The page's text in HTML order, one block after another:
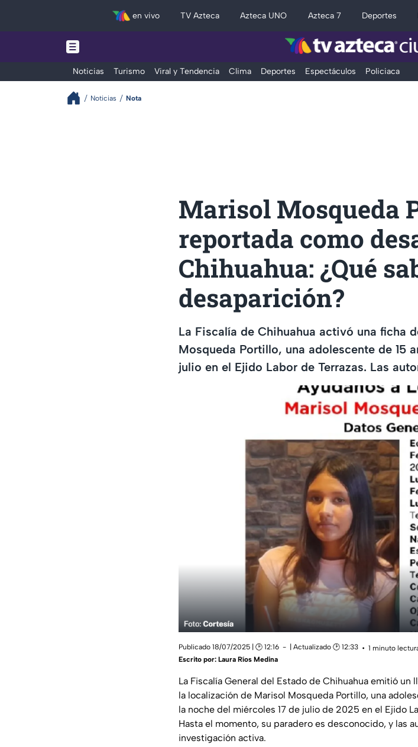
en vivo TV Azteca Azteca UNO Azteca 7 Deportes
Noticias Turismo Viral y Tendencia Clima Deportes Espectáculos Policiaca
Noticias Nota
Marisol Mosqueda
reportada como
Chihuahua: ¿Qué
desaparición?
La Fiscalía de Chihuahua activó una ficha
Mosqueda Portillo, una adolescente de 15
julio en el Ejido Labor de Terrazas. Las
Publicado 18/07/2025 | 🕑 12:16 | Actualizado 🕑 12:33
1 minuto
Escrito por: Laura Ríos Medina
La Fiscalía General del Estado de Chihuahua emitió un
la localización de Marisol Mosqueda Portillo, una
la noche del miércoles 17 de julio de 2025 en el Ejido
Hasta el momento, su paradero es desconocido, y las
investigación activa.